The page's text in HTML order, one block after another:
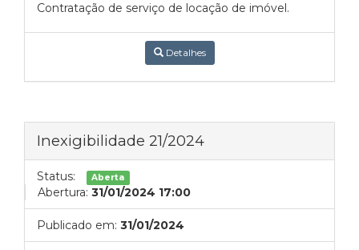
Contratação de serviço de locação de imóvel.
Detalhes
Inexigibilidade 21/2024
Status: Aberta
Abertura: 31/01/2024 17:00
Publicado em: 31/01/2024